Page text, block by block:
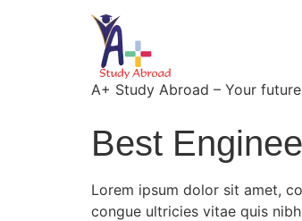
A+ Study Abroad – Your
Best
Lorem ipsum dolor sit amet,
congue ultricies vitae quis